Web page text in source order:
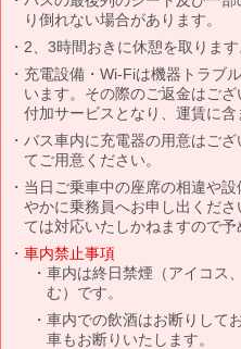
り倒れない場合があります。
2、3時間おきに休憩を取ります
充電設備・Wi-Fiは機器トラブ
います。その際のご返金はご
付加サービスとなり、運賃に含
バス車内に充電器の用意はご
てご用意ください。
当日ご乗車中の座席の相違や
やかに乗務員へお申し出くだ
ては対応いたしかねますので予
車内禁止事項
車内は終日禁煙（アイコス
む）です。
車内での飲酒はお断りして
車もお断りいたします。